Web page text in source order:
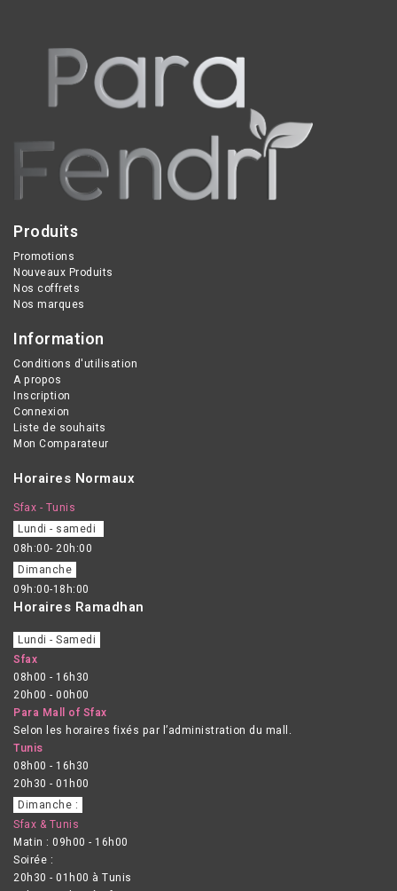
Produits
Promotions
Nouveaux Produits
Nos coffrets
Nos marques
Information
Conditions d'utilisation
A propos
Inscription
Connexion
Liste de souhaits
Mon Comparateur
Horaires Normaux
Sfax - Tunis
Lundi - samedi
08h:00- 20h:00
Dimanche
09h:00-18h:00
Horaires Ramadhan
Lundi - Samedi
Sfax
08h00 - 16h30
20h00 - 00h00
Para Mall of Sfax
Selon les horaires fixés par l’administration du mall.
Tunis
08h00 - 16h30
20h30 - 01h00
Dimanche :
Sfax & Tunis
Matin : 09h00 - 16h00
Soirée :
20h30 - 01h00 à Tunis